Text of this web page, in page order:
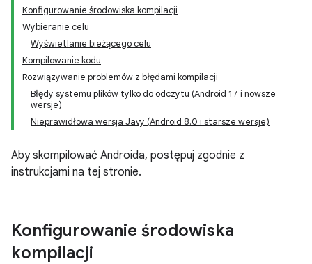
Konfigurowanie środowiska kompilacji
Wybieranie celu
Wyświetlanie bieżącego celu
Kompilowanie kodu
Rozwiązywanie problemów z błędami kompilacji
Błędy systemu plików tylko do odczytu (Android 17 i nowsze
wersje)
Nieprawidłowa wersja Javy (Android 8.0 i starsze wersje)
Aby skompilować Androida, postępuj zgodnie z
instrukcjami na tej stronie.
Konfigurowanie środowiska
kompilacji